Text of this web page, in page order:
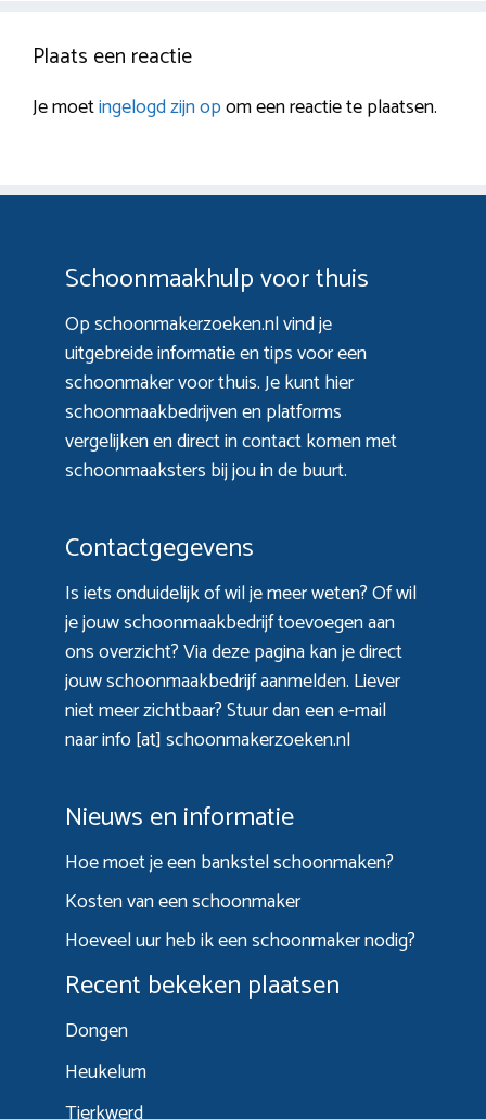
Plaats een reactie
Je moetingelogd zijn opom een reactie te plaatsen.
Schoonmaakhulp voor thuis
Op schoonmakerzoeken.nl vind je
uitgebreide informatie en tips voor een
schoonmaker voor thuis. Je kunt hier
schoonmaakbedrijven en platforms
vergelijken en direct in contact komen met
schoonmaaksters bij jou in de buurt.
Contactgegevens
Is iets onduidelijk of wil je meer weten? Of wil
je jouw schoonmaakbedrijf toevoegen aan
ons overzicht? Viadeze paginakan je direct
jouw schoonmaakbedrijf aanmelden. Liever
niet meer zichtbaar? Stuur dan een e-mail
naar info [at] schoonmakerzoeken.nl
Nieuws en informatie
Hoe moet je een bankstel schoonmaken?
Kosten van een schoonmaker
Hoeveel uur heb ik een schoonmaker nodig?
Recent bekeken plaatsen
Dongen
Heukelum